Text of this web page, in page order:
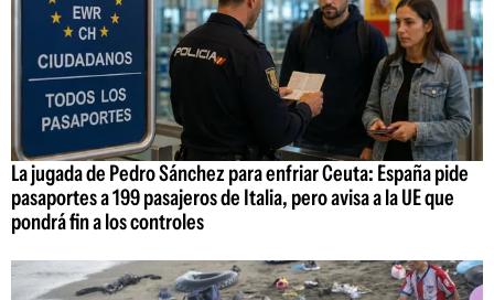
La jugada de Pedro Sánchez para enfriar Ceuta: España pide
pasaportes a 199 pasajeros de Italia, pero avisa a la UE que
pondrá fin a los controles